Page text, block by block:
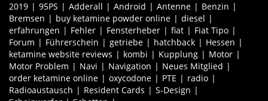
2019 95PS Adderall Android Antenne
Benzin
Bremsen
buy ketamine powder online
diesel
erfahrungen
Fehler Fensterheber fiat
Fiat Tipo
Forum
Führerschein getriebe hatchback
Hessen
ketamine website reviews
kombi Kupplung
Motor
Motor Problem
Navi Navigation
Neues Mitglied
order ketamine online
oxycodone PTE
radio
Radioaustausch
Resident Cards
S-Design